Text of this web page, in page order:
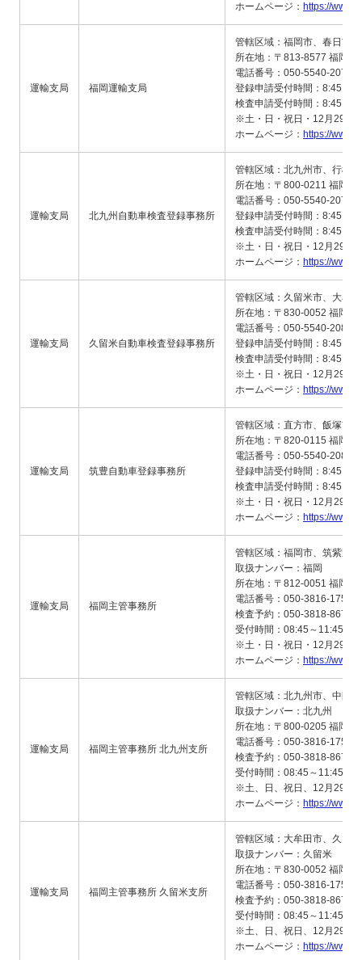
ホームページ： https://
運輸支局 福岡運輸支局
管轄区域：福岡市、春日市
所在地：〒813-8577 福岡
電話番号：050-5540-2078
登録申請受付時間：8:45～
検査申請受付時間：8:45～
※土・日・祝日・12月29日
ホームページ： https://
運輸支局 北九州自動車検査登録事務所
管轄区域：北九州市、行橋
所在地：〒800-0211 福岡
電話番号：050-5540-2079
登録申請受付時間：8:45～
検査申請受付時間：8:45～
※土・日・祝日・12月29日
ホームページ： https://
運輸支局 久留米自動車検査登録事務所
管轄区域：久留米市、大牟
所在地：〒830-0052 福岡
電話番号：050-5540-2081
登録申請受付時間：8:45～
検査申請受付時間：8:45～
※土・日・祝日・12月29日
ホームページ： https://
運輸支局 筑豊自動車登録事務所
管轄区域：直方市、飯塚市
所在地：〒820-0115 福岡県
電話番号：050-5540-2080
登録申請受付時間：8:45～
検査申請受付時間：8:45～
※土・日・祝日・12月29日
ホームページ： https://
運輸支局 福岡主管事務所
管轄区域：福岡市、筑紫野
取扱ナンバー：福岡
所在地：〒812-0051 福岡
電話番号：050-3816-1750
検査予約：050-3818-8673
受付時間：08:45～11:45、
※土・日・祝日・12月29日
ホームページ： https://
運輸支局 福岡主管事務所 北九州支所
管轄区域：北九州市、中間
取扱ナンバー：北九州
所在地：〒800-0205 福岡
電話番号：050-3816-1751
検査予約：050-3818-8674
受付時間：08:45～11:45、
※土、日、祝日、12月29日
ホームページ： https://
運輸支局 福岡主管事務所 久留米支所
管轄区域：大牟田市、久留
取扱ナンバー：久留米
所在地：〒830-0052 福岡
電話番号：050-3816-1752
検査予約：050-3818-8675
受付時間：08:45～11:45、
※土、日、祝日、12月29日
ホームページ： https://